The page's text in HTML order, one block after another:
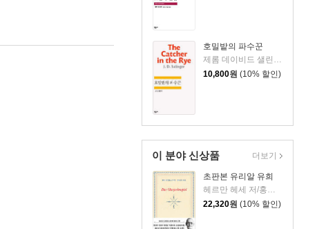
호밀밭의 파수꾼
10,800원 (10% 할인)
이 분야 신상품
초판본 유리알 유희
22,320원 (10% 할인)
더보기